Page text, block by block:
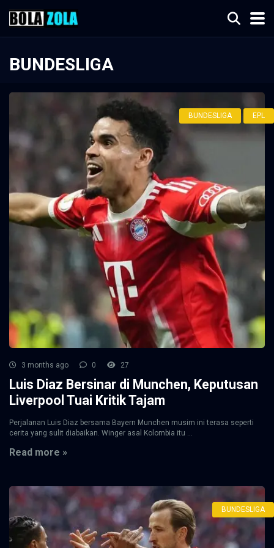
BUNDESLIGA
BUNDESLIGA EPL
3 months ago 0 27
Luis Diaz Bersinar di Munchen, Keputusan
Liverpool Tuai Kritik Tajam
Perjalanan Luis Diaz bersama Bayern Munchen musim ini terasa seperti
cerita yang sulit diabaikan. Winger asal Kolombia itu ...
Read more »
BUNDESLIGA